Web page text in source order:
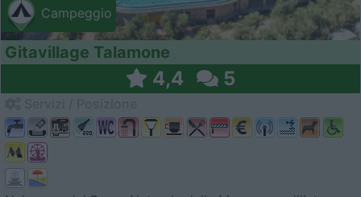
Campeggio
Gitavillage Talamone
4,4 5